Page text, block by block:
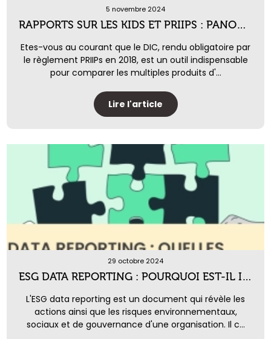
5 novembre 2024
RAPPORTS SUR LES KIDS ET PRIIPS : PANORAMA COMPLET
Etes-vous au courant que le DIC, rendu obligatoire par
le règlement PRIIPs en 2018, est un outil indispensable
pour comparer les multiples produits d'...
Lire l'article
29 octobre 2024
ESG DATA REPORTING : POURQUOI EST-IL IMPORTANT POUR LES ENTREPRISES ?
L'ESG data reporting est un document qui révèle les
actions ainsi que les risques environnementaux,
sociaux et de gouvernance d'une organisation. Il c...